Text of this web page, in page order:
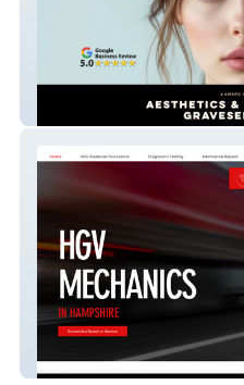
Faceboss Aesthetics
The HGV Workshop